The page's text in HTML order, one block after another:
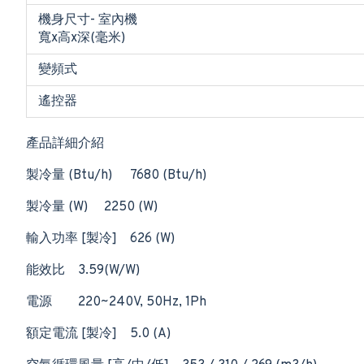
機身尺寸- 室內機
寬x高x深(毫米)
變頻式
遙控器
產品詳細介紹
製冷量 (Btu/h)
7680 (Btu/h)
製冷量 (W)
2250 (W)
輸入功率 [製冷]
626 (W)
能效比
3.59(W/W)
電源
220~240V, 50Hz, 1Ph
額定電流 [製冷]
5.0 (A)